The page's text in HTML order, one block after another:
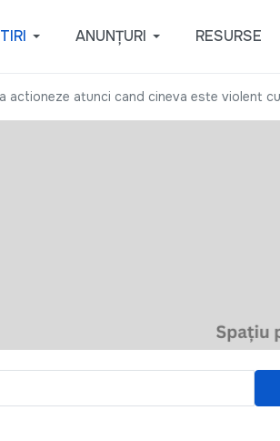
ANUNȚURI RESURSE
actioneze atunci cand cineva este violent